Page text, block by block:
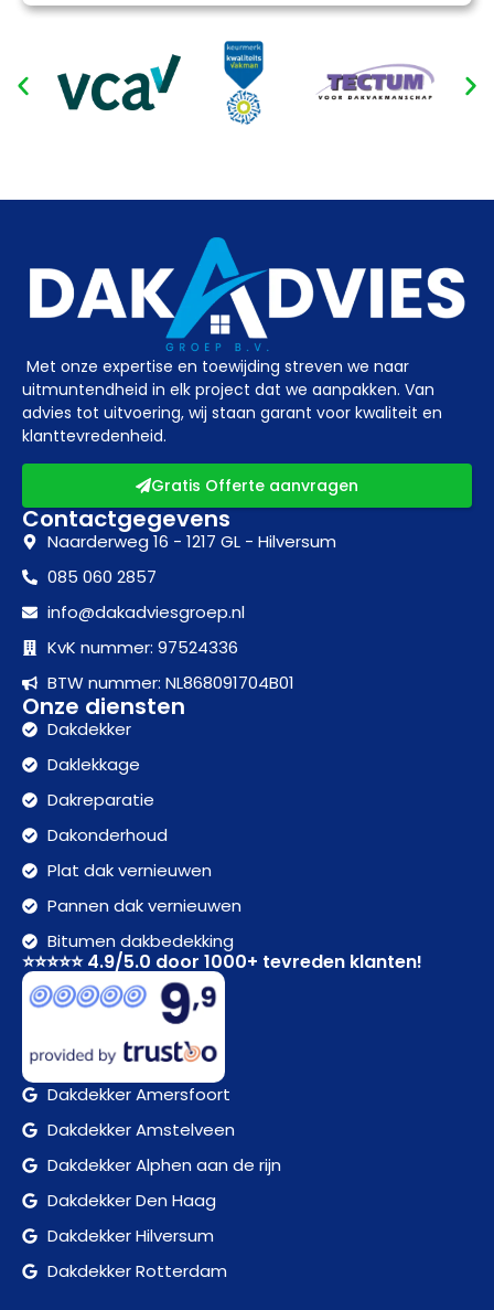
Met onze expertise en toewijding streven we naar
uitmuntendheid in elk project dat we aanpakken. Van
advies tot uitvoering, wij staan garant voor kwaliteit en
klanttevredenheid.
Gratis Offerte aanvragen
Contactgegevens
Naarderweg 16 - 1217 GL - Hilversum
085 060 2857
info@dakadviesgroep.nl
KvK nummer: 97524336
BTW nummer: NL868091704B01
Onze diensten
Dakdekker
Daklekkage
Dakreparatie
Dakonderhoud
Plat dak vernieuwen
Pannen dak vernieuwen
Bitumen dakbedekking
⭐⭐⭐⭐⭐ 4.9/5.0 door 1000+ tevreden klanten!
Dakdekker Amersfoort
Dakdekker Amstelveen
Dakdekker Alphen aan de rijn
Dakdekker Den Haag
Dakdekker Hilversum
Dakdekker Rotterdam